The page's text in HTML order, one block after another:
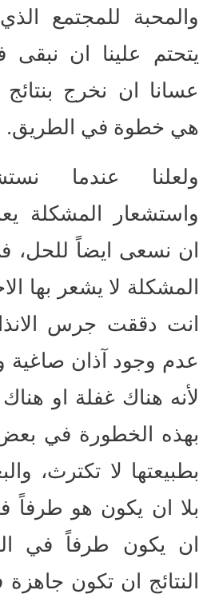
والمحبة للمجتمع
يتحتم علينا ان نبقى
عسانا ان نخرج
هي خطوة في الطريق.
ولعلنا عندما
واستشعار المشكلة
ان نسعى ايضاً للحل،
المشكلة لا يشعر بها
انت دققت جرس
عدم وجود آذان
لأنه هناك غفلة او
بهذه الخطورة في بعض
بطبيعتها لا تكترث،
بلا ان يكون هو طرفاً
ان يكون طرفاً في
النتائج ان تكون جاهزة